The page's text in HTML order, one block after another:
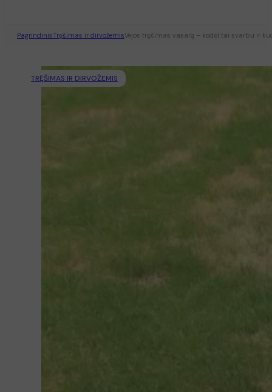
PagrindinisTręšimas ir dirvožemisVejos tręšimas vasarą – kodėl tai svarbu ir
TRĘŠIMAS IR DIRVOŽEMIS